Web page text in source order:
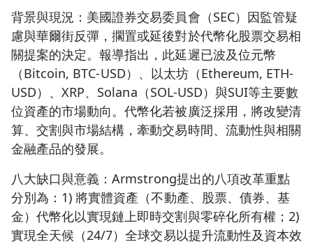
背景與現況：美國證券交易委員會（SEC）因監管疑
慮與華爾街反彈，擱置或延後對於代幣化股票交易相
關提案的決定。報導指出，此延遲已波及位元幣
（Bitcoin, BTC-USD）、以太坊（Ethereum, ETH-
USD）、XRP、Solana（SOL-USD）與SUI等主要數
位資產的市場動向。代幣化若被廣泛採用，將改變清
算、交割與市場結構，牽動交易時間、流動性與相關
金融產品的發展。
八大缺口與意義：Armstrong提出的八項改革重點
分別為：1) 將實體資產（不動產、股票、債券、基
金）代幣化以實現鏈上即時交割與零碎化所有權；2)
實現全天候（24/7）全球交易以提升流動性及資本效